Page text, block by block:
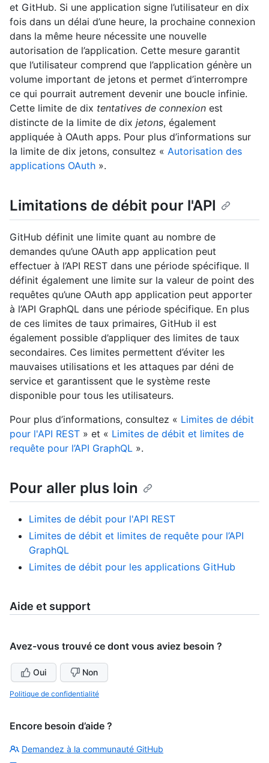
et GitHub. Si une application signe l’utilisateur en dix
fois dans un délai d’une heure, la prochaine connexion
dans la même heure nécessite une nouvelle
autorisation de l’application. Cette mesure garantit
que l’utilisateur comprend que l’application génère un
volume important de jetons et permet d’interrompre
ce qui pourrait autrement devenir une boucle infinie.
Cette limite de dix tentatives de connexion est
distincte de la limite de dix jetons, également
appliquée à OAuth apps. Pour plus d’informations sur
la limite de dix jetons, consultez « Autorisation des
applications OAuth ».
Limitations de débit pour l'API
GitHub définit une limite quant au nombre de
demandes qu’une OAuth app application peut
effectuer à l’API REST dans une période spécifique. Il
définit également une limite sur la valeur de point des
requêtes qu’une OAuth app application peut apporter
à l’API GraphQL dans une période spécifique. En plus
de ces limites de taux primaires, GitHub il est
également possible d’appliquer des limites de taux
secondaires. Ces limites permettent d’éviter les
mauvaises utilisations et les attaques par déni de
service et garantissent que le système reste
disponible pour tous les utilisateurs.
Pour plus d’informations, consultez « Limites de débit
pour l'API REST » et « Limites de débit et limites de
requête pour l’API GraphQL ».
Pour aller plus loin
Limites de débit pour l'API REST
Limites de débit et limites de requête pour l’API
GraphQL
Limites de débit pour les applications GitHub
Aide et support
Avez-vous trouvé ce dont vous aviez besoin ?
Oui Non
Politique de confidentialité
Encore besoin d’aide ?
Demandez à la communauté GitHub